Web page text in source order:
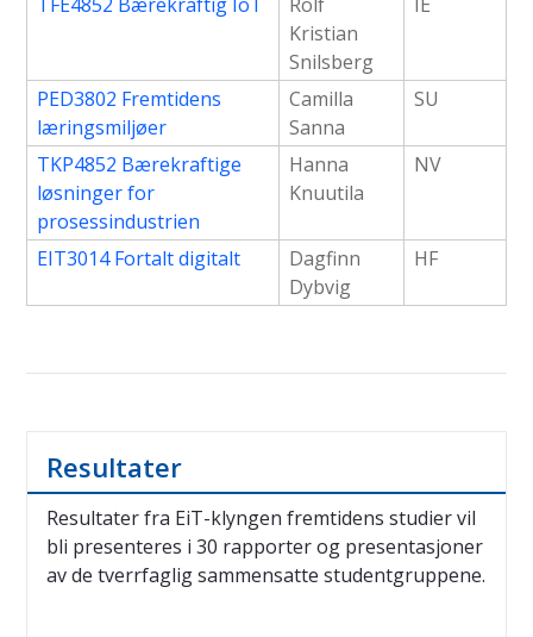
Kristian
Snilsberg
PED3802 Fremtidens
læringsmiljøer
Camilla
Sanna
SU
TKP4852 Bærekraftige
løsninger for
prosessindustrien
Hanna
Knuutila
NV
EIT3014 Fortalt digitalt
Dagfinn
Dybvig
HF
Resultater
Resultater fra EiT-klyngen fremtidens studier vil
bli presenteres i 30 rapporter og presentasjoner
av de tverrfaglig sammensatte studentgruppene.